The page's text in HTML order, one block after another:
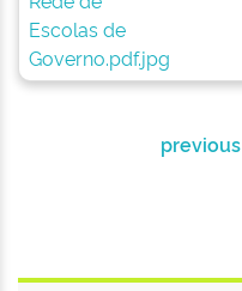
previous